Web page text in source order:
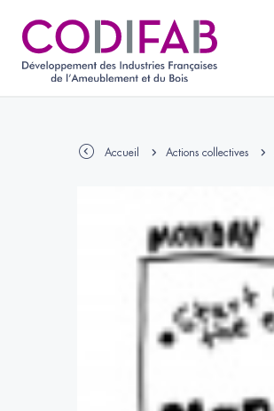
Accueil Actions collectives